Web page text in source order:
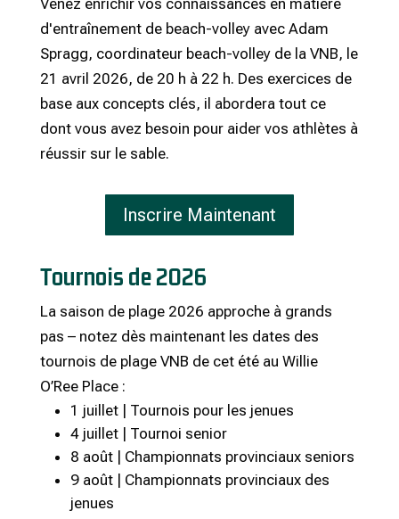
d'entraînement de beach-volley avec Adam
Spragg, coordinateur beach-volley de la VNB, le
21 avril 2026, de 20 h à 22 h. Des exercices de
base aux concepts clés, il abordera tout ce
dont vous avez besoin pour aider vos athlètes à
réussir sur le sable.
Inscrire Maintenant
Tournois de 2026
La saison de plage 2026 approche à grands
pas – notez dès maintenant les dates des
tournois de plage VNB de cet été au Willie
O’Ree Place :
1 juillet | Tournois pour les jenues
4 juillet | Tournoi senior
8 août | Championnats provinciaux seniors
9 août | Championnats provinciaux des
jenues